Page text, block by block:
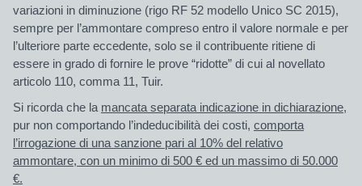
variazioni in diminuzione (rigo RF 52 modello Unico SC 2015),
sempre per l’ammontare compreso entro il valore normale e per
l’ulteriore parte eccedente, solo se il contribuente ritiene di
essere in grado di fornire le prove “ridotte” di cui al novellato
articolo 110, comma 11, Tuir.
Si ricorda che la mancata separata indicazione in dichiarazione,
pur non comportando l’indeducibilità dei costi, comporta
l’irrogazione di una sanzione pari al 10% del relativo
ammontare, con un minimo di 500 € ed un massimo di 50.000
€.